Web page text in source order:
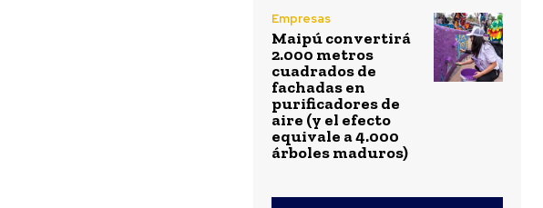
Empresas
Maipú convertirá
2.000 metros
cuadrados de
fachadas en
purificadores de
aire (y el efecto
equivale a 4.000
árboles maduros)